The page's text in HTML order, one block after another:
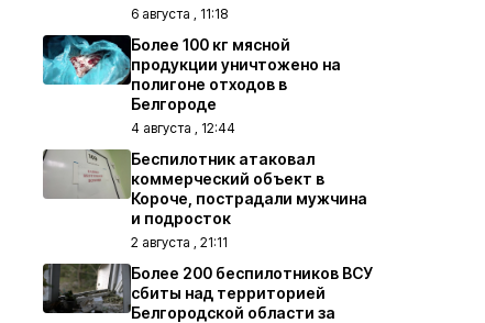
6 августа , 11:18
Более 100 кг мясной
продукции уничтожено на
полигоне отходов в
Белгороде
4 августа , 12:44
Беспилотник атаковал
коммерческий объект в
Короче, пострадали мужчина
и подросток
2 августа , 21:11
Более 200 беспилотников ВСУ
сбиты над территорией
Белгородской области за